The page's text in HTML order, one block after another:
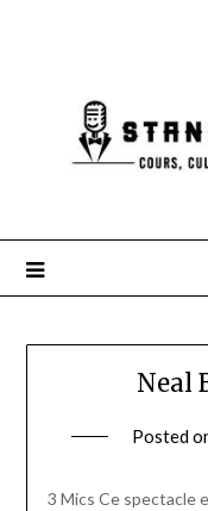
Neal
Posted
3 Mics Ce spectacle